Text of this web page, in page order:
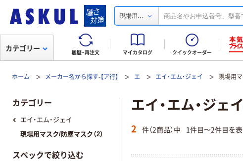
現場用 ...
履歴・再注文 マイカタログ クイックオーダー
カテゴリー
ホーム メーカー名から探す-【ア行】 エ エイ・エム・ジェイ 現場用
エイ・エム・ジェ
2 件（2商品）中 1件目〜2件目を
カテゴリー
エイ・エム・ジェイ
現場用マスク/防塵マスク（2）
スペックで絞り込む